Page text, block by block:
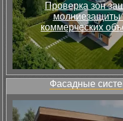
Проверка зон
молниезащиты
коммерческих
Фасадные